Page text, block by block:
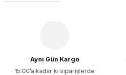
Aynı Gün Kargo
15:00’a kadar ki siparişlerde